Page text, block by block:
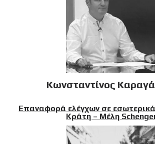
Κωνσταντίνος
Επαναφορά ελέγχων σε
Κράτη – Μέλη